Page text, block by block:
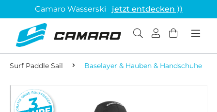
Camaro Wasserski jetzt entdecken ⟩⟩
Surf Paddle Sail Baselayer & Hauben & Handschuhe